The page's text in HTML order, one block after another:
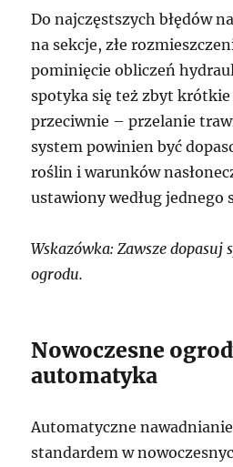
Do najczęstszych błędów
na sekcje, złe
pominięcie obliczeń
spotyka się też zbyt
przeciwnie – przelanie
system powinien być
roślin i warunków
ustawiony według jednego
Wskazówka: Zawsze
ogrodu.
Nowoczesne
automatyka
Automatyczne nawadnianie
standardem w